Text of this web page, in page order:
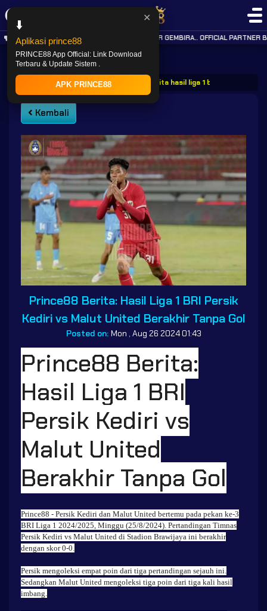
KABAR GEMBIRA.. OFFICIAL PARTNER
Post Prince88 berita hasil liga 1 bri persik
Kembali
Prince88 Berita: Hasil Liga 1 BRI Persik
Kediri vs Malut United Berakhir Tanpa Gol
Posted on: Mon , Aug 26 2024 01:43
Prince88 Berita:
Hasil Liga 1 BRI
Persik Kediri vs
Malut United
Berakhir Tanpa Gol
Prince88 - Persik Kediri dan Malut United bertemu pada pekan ke-3
BRI Liga 1 2024/2025, Minggu (25/8/2024). Pertandingan Timnas
Persik Kediri vs Malut United di Stadion Brawijaya ini berakhir
dengan skor 0-0.
Persik mengoleksi empat poin dari tiga pertandingan sejauh ini.
Sedangkan Malut United mengoleksi tiga poin dari tiga kali hasil
imbang.
✕
⬇️
Aplikasi prince88
PRINCE88 App Official: Link Download
Terbaru & Update Sistem .
APK PRINCE88